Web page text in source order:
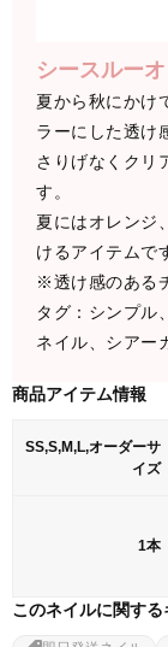
シースルー
夏から秋にかけ
ラーにした透け
さりげなくクリ
す。
夏にはオレンジ
けるアイテムで
※透け感のある
タグ：シンプル
ネイル、シアー
商品アイテム情報
SS,S,M,L,オーダーサ
イズ
1本
このネイルに関する